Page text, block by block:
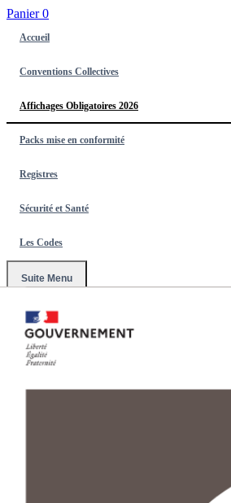
Panier0
Accueil
Conventions Collectives
Affichages Obligatoires 2026
Packs mise en conformité
Registres
Sécurité et Santé
Les Codes
Suite Menu
emplacement fumeur